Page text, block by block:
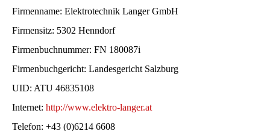
Firmenname: Elektrotechnik Langer GmbH
Firmensitz: 5302 Henndorf
Firmenbuchnummer: FN 180087i
Firmenbuchgericht: Landesgericht Salzburg
UID: ATU 46835108
Internet: http://www.elektro-langer.at
Telefon: +43 (0)6214 6608